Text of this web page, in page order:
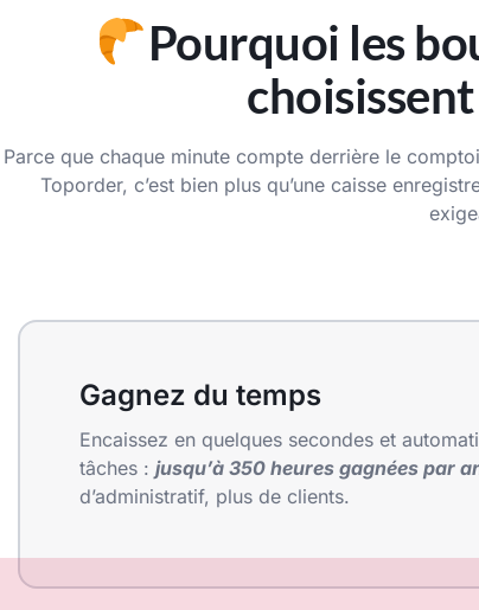
Pourquoi les
Parce que chaque minute compte derrière le
Toporder, c’est bien plus qu’une caisse
Gagnez du temps
Encaissez en quelques secondes et
tâches : jusqu’à 350 heures gagnées par
d’administratif, plus de clients.